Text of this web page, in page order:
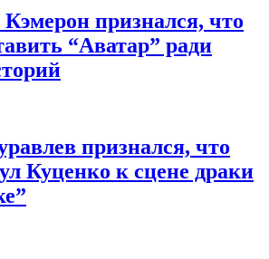
признался, что
“Аватар” ради
признался, что
Куценко к сцене драки